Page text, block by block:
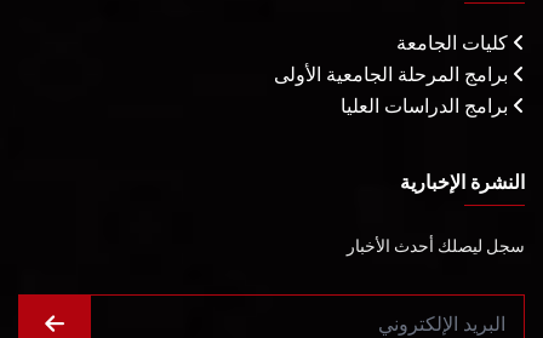
كليات الجامعة
برامج المرحلة الجامعية الأولى
برامج الدراسات العليا
النشرة الإخبارية
سجل ليصلك أحدث الأخبار